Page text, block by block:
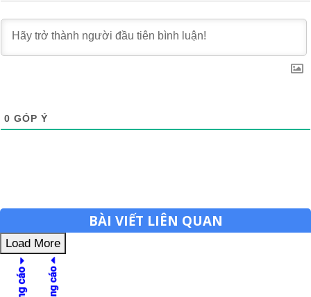
0 GÓP Ý
BÀI VIẾT LIÊN QUAN
Load More